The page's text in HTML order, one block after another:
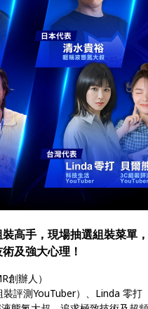
高手，現場抽選組裝菜單
及強大心理！
創辦人）
評測YouTuber）、Linda 零打